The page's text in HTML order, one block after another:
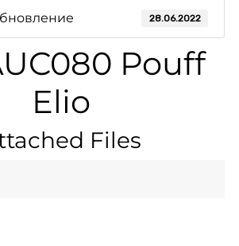
28.06.2022
Pouff
Elio
Files